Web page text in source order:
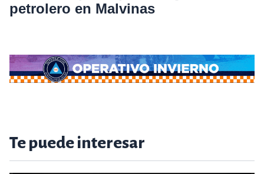
petrolero en Malvinas
Te puede interesar